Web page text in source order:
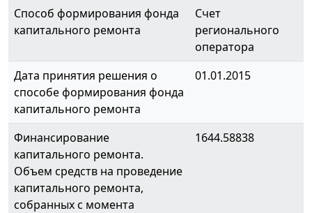
Способ формирования фонда
капитального ремонта
Счет
регионального
оператора
Дата принятия решения о
способе формирования фонда
капитального ремонта
01.01.2015
Финансирование
капитального ремонта.
Объем средств на проведение
капитального ремонта,
собранных с момента
1644.58838